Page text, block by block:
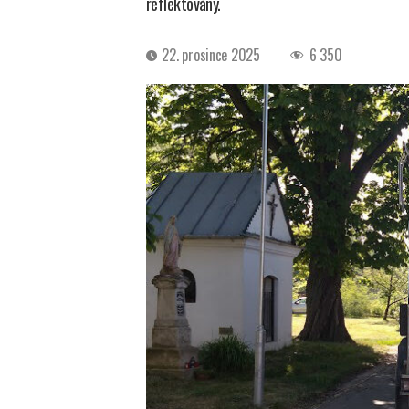
Datum
příspěvku
22. prosince 2025 6 350